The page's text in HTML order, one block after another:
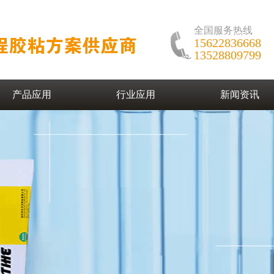
全国服务热线
15622836668
13528809799
产品应用 行业应用 新闻资讯